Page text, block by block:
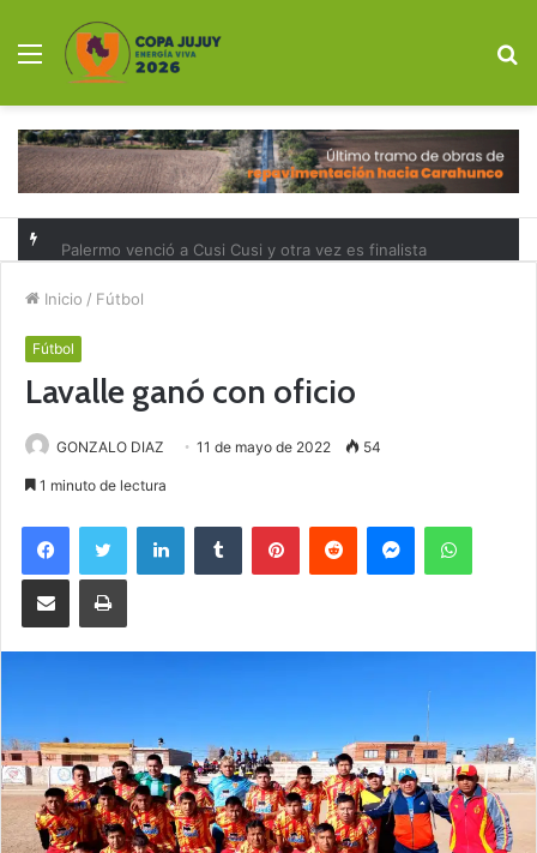
Menú
Inicio / Fútbol
Fútbol
Lavalle ganó con oficio
GONZALO DIAZ 11 de mayo de 2022 54
1 minuto de lectura
FacebookTwitter LinkedInTumblr PinterestReddit Messenger
Compartir por correo electrónicoImprimir